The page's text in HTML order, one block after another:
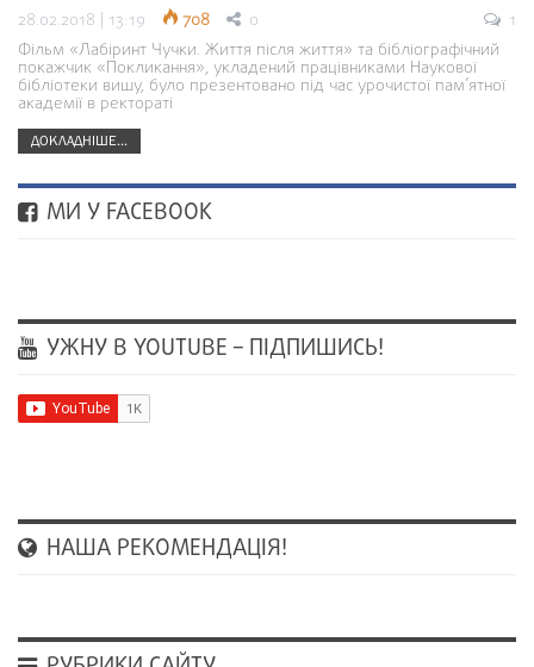
28.02.2018 | 13:19 708 0
1
Фільм «Лабіринт Чучки. Життя після життя» та бібліографічний
покажчик «Покликання», укладений працівниками Наукової
бібліотеки вишу, було презентовано під час урочистої пам’ятної
академії в ректораті
ДОКЛАДНІШЕ...
МИ У FACEBOOK
УЖНУ В YOUTUBE – ПІДПИШИСЬ!
НАША РЕКОМЕНДАЦІЯ!